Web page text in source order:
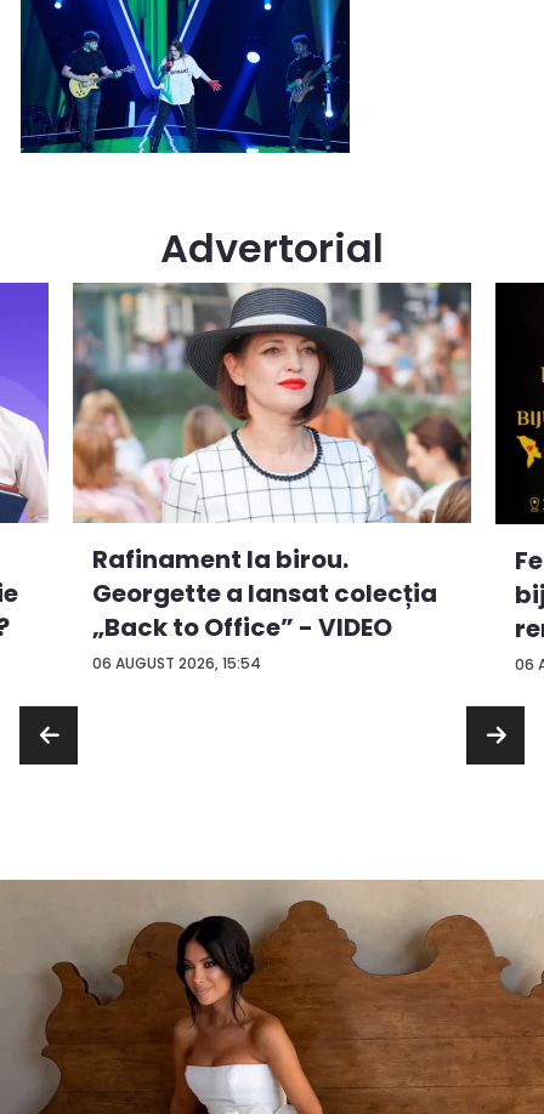
Advertorial
06 AUGUST 2026, 15:54
Rafinament la birou.
Georgette a lansat colecția
„Back to Office” - VIDEO
06
...